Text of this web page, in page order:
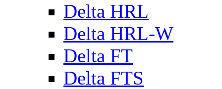
Delta HRL
Delta HRL-W
Delta FT
Delta FTS